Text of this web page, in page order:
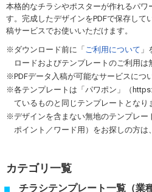
本格的なチラシやポスターが作れるパ
す。完成したデザインをPDFで保存して
稿サービスでお使いいただけます。
ダウンロード前に「 ご利用について 」
ロードおよびテンプレートのご利用は
PDFデータ入稿が可能なサービスにつ
各テンプレートは「パワポン」（
ているものと同じテンプレートとなり
デザインを含まない無地のテンプレー
ポイント／ワード用）をお探しの方は、
カテゴリ一覧
チラシテンプレート一覧（業